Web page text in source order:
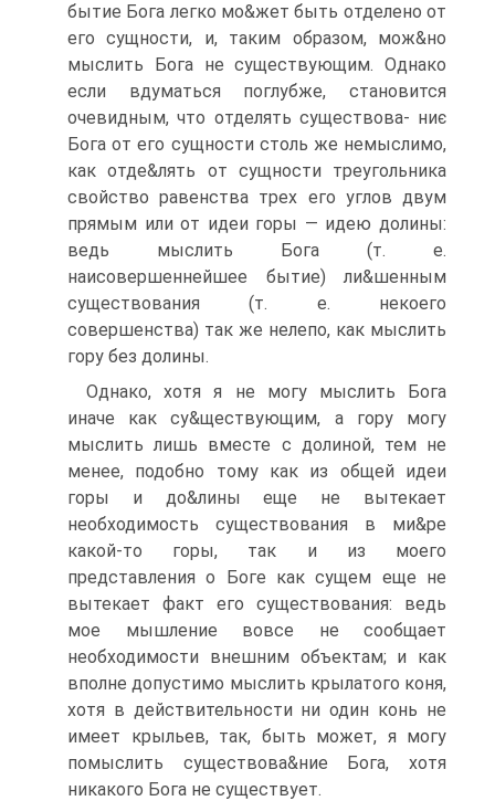
бытие Бога легко мо&жет быть отделено от
его сущности, и, таким образом, мож&но
мыслить Бога не существующим. Однако
если вдуматься поглубже, становится
очевидным, что отделять существова- ниє
Бога от его сущности столь же немыслимо,
как отде&лять от сущности треугольника
свойство равенства трех его углов двум
прямым или от идеи горы — идею долины:
ведь мыслить Бога (т. е.
наисовершеннейшее бытие) ли&шенным
существования (т. е. некоего
совершенства) так же нелепо, как мыслить
гору без долины.
Однако, хотя я не могу мыслить Бога
иначе как су&ществующим, а гору могу
мыслить лишь вместе с долиной, тем не
менее, подобно тому как из общей идеи
горы и до&лины еще не вытекает
необходимость существования в ми&ре
какой-то горы, так и из моего
представления о Боге как сущем еще не
вытекает факт его существования: ведь
мое мышление вовсе не сообщает
необходимости внешним объектам; и как
вполне допустимо мыслить крылатого коня,
хотя в действительности ни один конь не
имеет крыльев, так, быть может, я могу
помыслить существова&ние Бога, хотя
никакого Бога не существует.